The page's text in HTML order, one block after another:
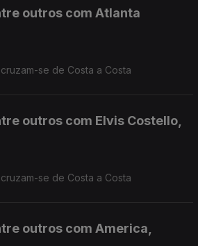
outros com Atlanta
se de Costa a Costa
outros com Elvis Costello,
se de Costa a Costa
outros com America,